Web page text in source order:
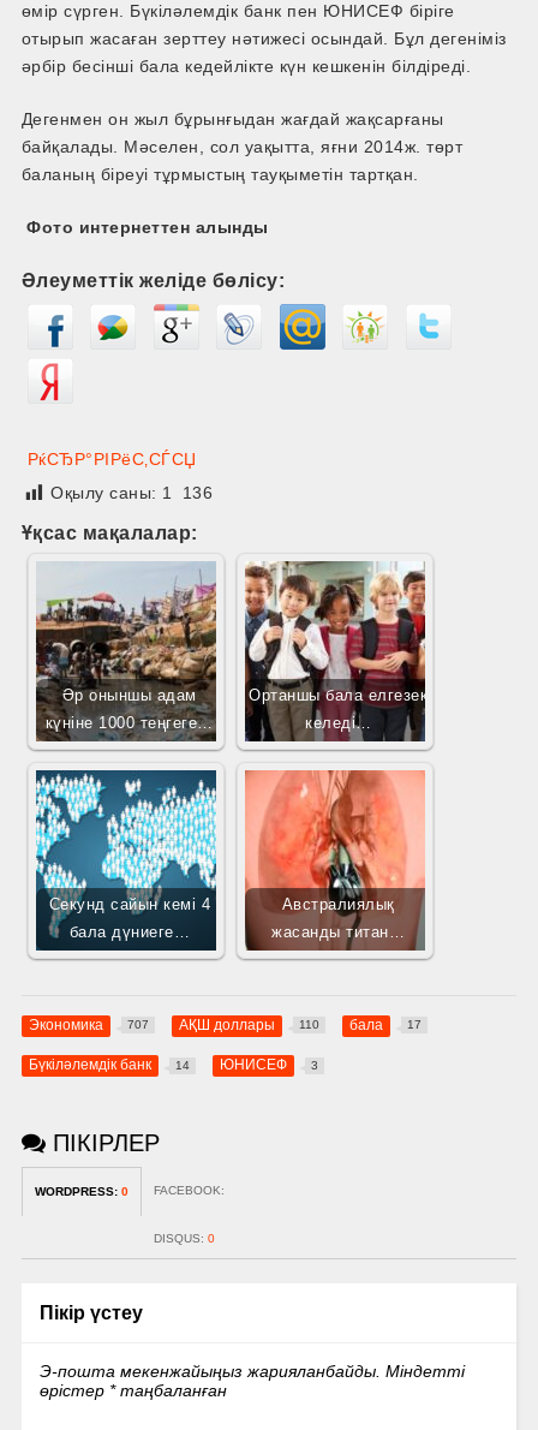
өмір сүрген. Бүкіләлемдік банк пен ЮНИСЕФ біріге
отырып жасаған зерттеу нәтижесі осындай. Бұл дегеніміз
әрбір бесінші бала кедейлікте күн кешкенін білдіреді.
Дегенмен он жыл бұрынғыдан жағдай жақсарғаны
байқалады. Мәселен, сол уақытта, яғни 2014ж. төрт
баланың біреуі тұрмыстың тауқыметін тартқан.
Фото интернеттен алынды
Әлеуметтік желіде бөлісу:
РќСЂР°РІРёС‚СЃСЏ
Оқылу саны: 1 136
Ұқсас мақалалар:
Әр оныншы адам
күніне 1000 теңгеге…
Ортаншы бала елгезек
келеді…
Секунд сайын кемі 4
бала дүниеге…
Австралиялық
жасанды титан…
Экономика 707 АҚШ доллары 110 бала 17
Бүкіләлемдік банк 14 ЮНИСЕФ 3
ПІКІРЛЕР
WORDPRESS: 0 FACEBOOK:
DISQUS: 0
Пікір үстеу
Э-пошта мекенжайыңыз жарияланбайды. Міндетті
өрістер *таңбаланған